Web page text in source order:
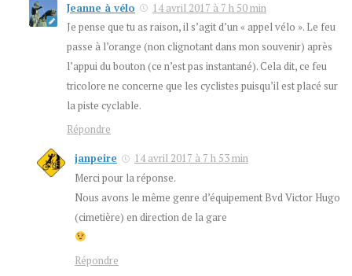
Jeanne à vélo
14 avril 2017 à 7 h 50 min
Je pense que tu as raison, il s’agit d’un « appel vélo ». Le feu
passe à l’orange (non clignotant dans mon souvenir) après
l’appui du bouton (ce n’est pas instantané). Cela dit, ce feu
tricolore ne concerne que les cyclistes puisqu’il est placé sur
la piste cyclable.
Répondre
janpeire
14 avril 2017 à 7 h 53 min
Merci pour la réponse.
Nous avons le même genre d’équipement Bvd Victor Hugo
(cimetière) en direction de la gare
Répondre